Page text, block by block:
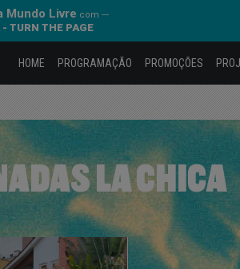
Mundo Livre com ---
TURN THE PAGE
HOME PROGRAMAÇÃO PROMOÇÕES
LA CHICA